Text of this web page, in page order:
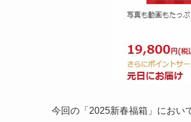
今回の「2025新春福箱」におい